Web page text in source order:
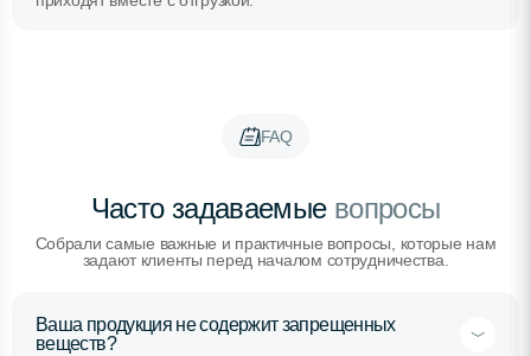
FAQ
Часто задаваемыевопросы
Собрали самые важные и практичные вопросы, которые нам
задают клиенты перед началом сотрудничества.
Ваша продукция не содержит запрещенных
веществ?